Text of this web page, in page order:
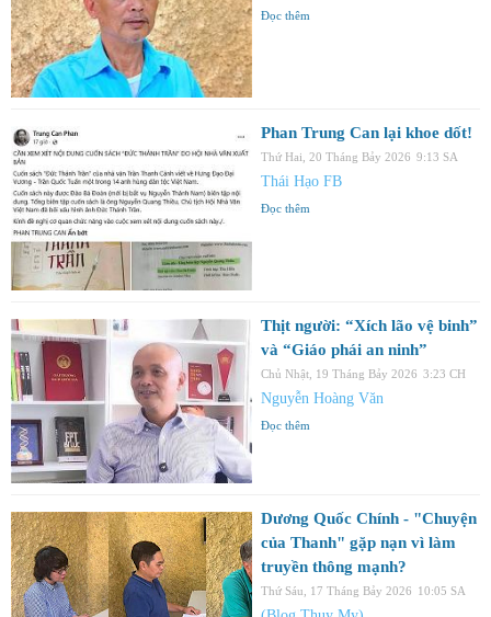
Đọc thêm
Phan Trung Can lại khoe dốt!
Thứ Hai, 20 Tháng Bảy 2026 9:13 SA
Thái Hạo FB
Đọc thêm
Thịt người: “Xích lão vệ binh”
và “Giáo phái an ninh”
Chủ Nhật, 19 Tháng Bảy 2026 3:23 CH
Nguyễn Hoàng Văn
Đọc thêm
Dương Quốc Chính - "Chuyện
của Thanh" gặp nạn vì làm
truyền thông mạnh?
Thứ Sáu, 17 Tháng Bảy 2026 10:05 SA